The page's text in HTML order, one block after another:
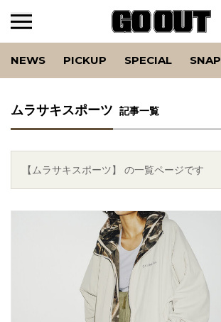
NEWS PICKUP SPECIAL SNAP
ムラサキスポーツ 記事一覧
【ムラサキスポーツ】 の一覧ページです